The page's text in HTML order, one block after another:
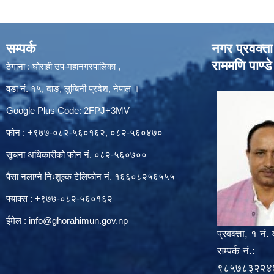
सम्पर्क
ठेगाना : घोराही उप-महानगरपालिका ,
वडा नं. १५, दाङ, लुम्बिनी प्रदेश, नेपाल ।
Google Plus Code: 2FPJ+3MV
फोन : +९७७-०८२-५६०१६२, ०८२-५६०४७०
सूचना अधिकारीको फोन नं. ०८२-५६०७००
पैसा नलाग्ने निःशुल्क टेलिफोन नं. १६६०८२५६५५५
फ्याक्स : +९७७-०८२-५६०१६२
ईमेल : info@ghorahimun.gov.np
नगर प्रवक्ता
राममणि पाण्डे
प्रवक्ता, १ नं.
सम्पर्क नं.: